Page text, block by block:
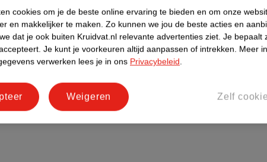
cookies om je de beste online ervaring te bieden en om onze
en makkelijker te maken. Zo kunnen we jou de beste acties en
dat je ook buiten Kruidvat.nl relevante advertenties ziet. Je bepaalt
Je kunt je voorkeuren altijd aanpassen of intrekken. Meer
verwerken lees je in ons Privacybeleid.
Zelf
Weigeren